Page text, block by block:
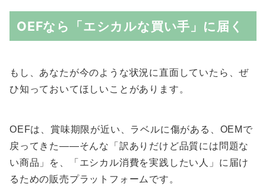
OEFなら「エシカルな買い手」に届く
もし、あなたが今のような状況に直面していたら、ぜ
ひ知っておいてほしいことがあります。
OEFは、賞味期限が近い、ラベルに傷がある、OEMで
戻ってきた——そんな「訳ありだけど品質には問題な
い商品」を、「エシカル消費を実践したい人」に届け
るための販売プラットフォームです。